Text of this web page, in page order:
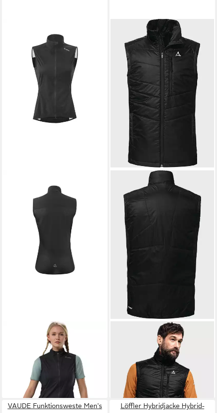
Fahrradjacke W
BIKE VEST WPM POCKET
Damen Rad-Weste Schwarz
UVP 109,99 €
Funktionsweste
Hybrid Vest Stams M
UVP 149,95 €
VAUDE Funktionsweste Men's
Löffler Hybridjacke Hybrid-